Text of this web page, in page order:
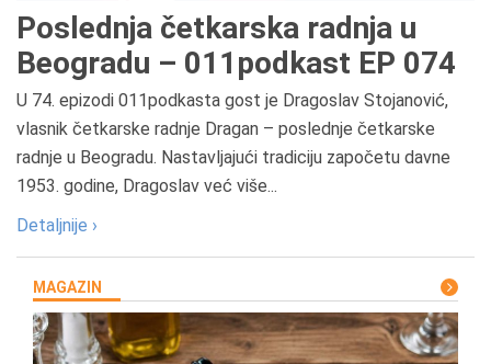
Poslednja četkarska radnja u
Beogradu – 011podkast EP 074
U 74. epizodi 011podkasta gost je Dragoslav Stojanović,
vlasnik četkarske radnje Dragan – poslednje četkarske
radnje u Beogradu. Nastavljajući tradiciju započetu davne
1953. godine, Dragoslav već više...
Detaljnije ›
MAGAZIN